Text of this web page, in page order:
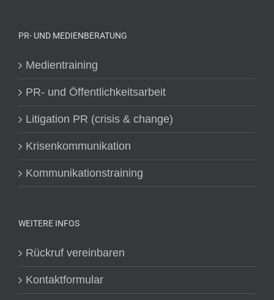
PR- UND MEDIENBERATUNG
Medientraining
PR- und Öffentlichkeitsarbeit
Litigation PR (crisis & change)
Krisenkommunikation
Kommunikationstraining
WEITERE INFOS
Rückruf vereinbaren
Kontaktformular